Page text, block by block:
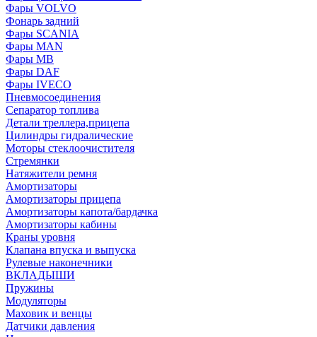
Фары VOLVO
Фонарь задний
Фары SCANIA
Фары MAN
Фары MB
Фары DAF
Фары IVECO
Пневмосоединения
Сепаратор топлива
Детали треллера,прицепа
Цилиндры гидралические
Моторы стеклоочистителя
Стремянки
Натяжители ремня
Амортизаторы
Амортизаторы прицепа
Амортизаторы капота/бардачка
Амортизаторы кабины
Краны уровня
Клапана впуска и выпуска
Рулевые наконечники
ВКЛАДЫШИ
Пружины
Модуляторы
Маховик и венцы
Датчики давления